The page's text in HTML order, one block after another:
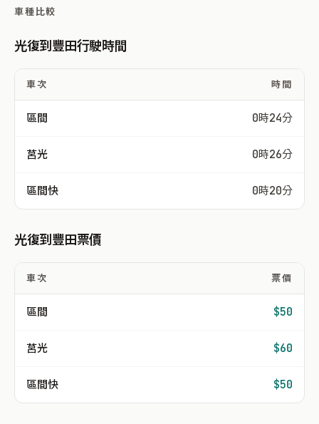
車種比較
光復到豐田行駛時間
車次 時間
區間 0時24分
莒光 0時26分
區間快 0時20分
光復到豐田票價
車次 票價
區間 $50
莒光 $60
區間快 $50